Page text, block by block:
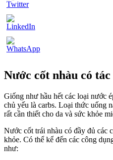
Nước cốt nhàu có
Giống như hầu hết các loại nước
chủ yếu là carbs. Loại thức uống
rất cần thiết cho da và sức khỏe
Nước cốt trái nhàu có đầy đủ các
khỏe. Có thể kể đến các công
như: